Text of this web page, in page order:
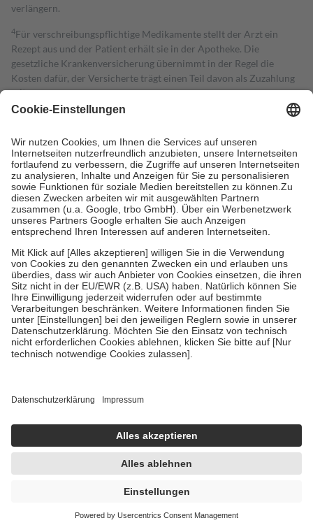
verlängern.
4Für verschreibungspflichtige Medikamente stellt der Arzt ein
Rezept aus und der Patient erhält sie in der Apotheke. Die
gesetzliche Krankenversicherung übernimmt in der Regel die
Kosten dafür, der Versicherte trägt einen Teil davon als Zuzahlung
mit.
Grundsätzlich leisten Mitglieder Zuzahlungen in Höhe von zehn
höchstens zehn Euro.
Es sind jedoch nie mehr als die tatsächlichen
Kosten der Leistung zu entrichten.
Diese Regeln gelten grundsätzlich auch für Online-Apotheken.
Bei Heilmitteln und häuslicher Krankenpflege beträgt die
Zuzahlung zehn Prozent der Kosten sowie zehn Euro je
Verordnung.
Um das Engagement der Versicherten für ihre eigene Gesundheit zu
stärken und die besondere Stellung der Familie zu unterstützen,
fallenkeine Zuzahlungenan bei:
• Kindern und Jugendlichen bis zum vollendeten 18. Lebensjahr
mit Ausnahme der Fahrkosten
• Untersuchungen zur Vorsorge und Früherkennung, die von der
GKV getragen werden
• empfohlenen Schutzimpfungen
• Harn- und Blutteststreifen
getroffen, um sicherzustellen, dass es sich um echte Bewertungen
https://help.etrusted.com/hc/de/articles/4419944605341
Einige Bilder und Inhalte wurden unter Zuhilfenahme künstlicher